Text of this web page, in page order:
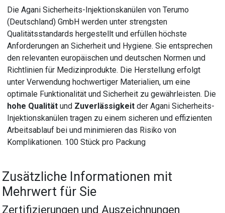
Die Agani Sicherheits-Injektionskanülen von Terumo
(Deutschland) GmbH werden unter strengsten
Qualitätsstandards hergestellt und erfüllen höchste
Anforderungen an Sicherheit und Hygiene. Sie entsprechen
den relevanten europäischen und deutschen Normen und
Richtlinien für Medizinprodukte. Die Herstellung erfolgt
unter Verwendung hochwertiger Materialien, um eine
optimale Funktionalität und Sicherheit zu gewährleisten. Die
hohe Qualität und Zuverlässigkeit der Agani Sicherheits-
Injektionskanülen tragen zu einem sicheren und effizienten
Arbeitsablauf bei und minimieren das Risiko von
Komplikationen. 100 Stück pro Packung
Zusätzliche Informationen mit
Mehrwert für Sie
Zertifizierungen und Auszeichnungen